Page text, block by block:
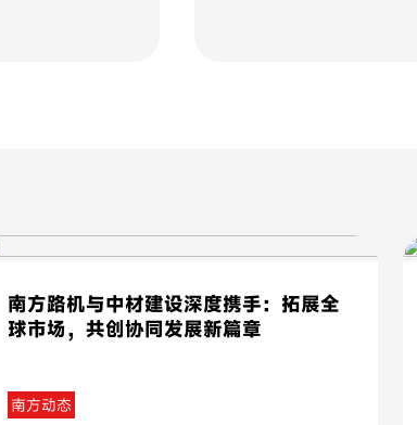
南方路机与中材建设深度携手：拓展全
球市场，共创协同发展新篇章
南方动态